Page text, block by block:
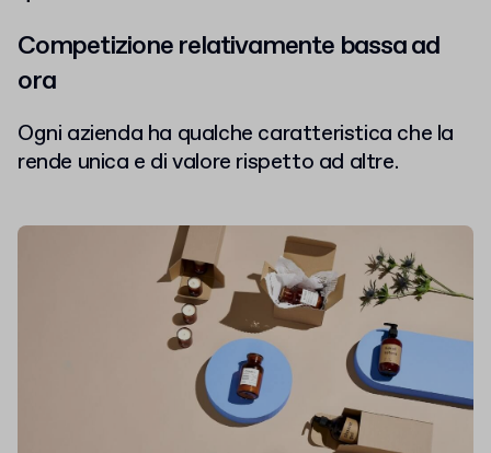
Competizione relativamente bassa ad
ora
Ogni azienda ha qualche caratteristica che la
rende unica e di valore rispetto ad altre.